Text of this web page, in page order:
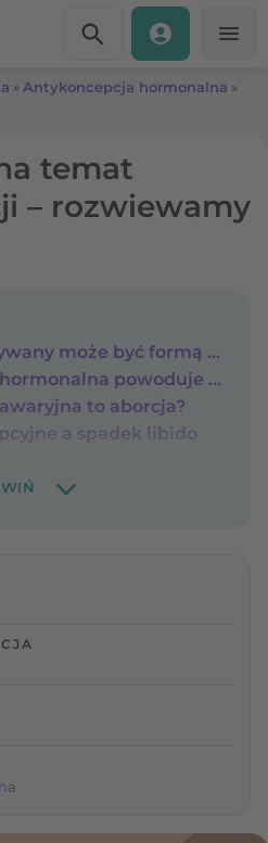
» Antykoncepcja hormonalna »
temat
– rozwiewamy
Czy stosunek przerywany może być formą antykoncepcji?
Czy antykoncepcja hormonalna powoduje raka?
to aborcja?
a spadek libido